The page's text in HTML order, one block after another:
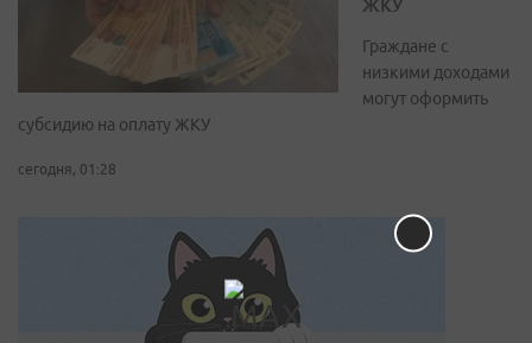
Граждане с
низкими доходами
могут оформить
субсидию на оплату ЖКУ
сегодня, 01:28